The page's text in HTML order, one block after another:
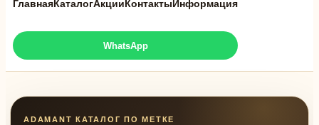
ГлавнаяКаталогАкцииКонтактыИнформация
WhatsApp
ADAMANT КАТАЛОГ ПО МЕТКЕ